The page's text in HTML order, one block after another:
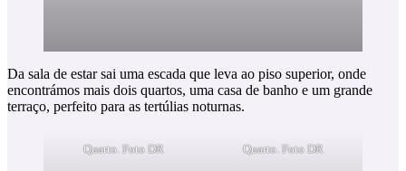
Da sala de estar sai uma escada que leva ao piso superior, onde
encontrámos mais dois quartos, uma casa de banho e um grande
terraço, perfeito para as tertúlias noturnas.
Quarto. Foto DR Quarto. Foto DR